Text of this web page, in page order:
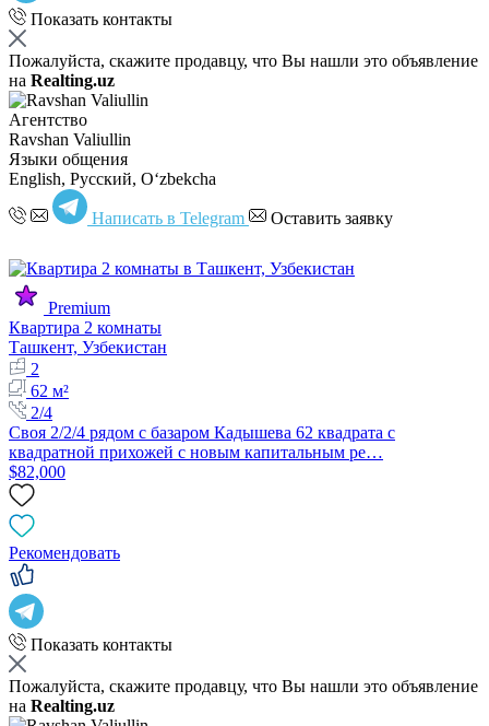
Показать контакты
Пожалуйста, скажите продавцу, что Вы нашли это объявление
на Realting.uz
Агентство
Ravshan Valiullin
Языки общения
English, Русский, Oʻzbekcha
Написать в Telegram Оставить заявку
Premium
Квартира 2 комнаты
Ташкент, Узбекистан
2
62 м²
2/4
Своя 2/2/4 рядом с базаром Кадышева 62 квадрата с
квадратной прихожей с новым капитальным ре…
$82,000
Рекомендовать
Показать контакты
Пожалуйста, скажите продавцу, что Вы нашли это объявление
на Realting.uz